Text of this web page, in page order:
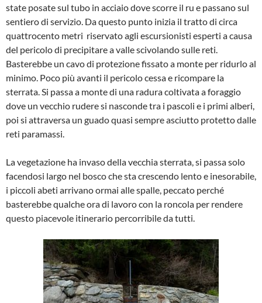
state posate sul tubo in acciaio dove scorre il ru e passano sul
sentiero di servizio. Da questo punto inizia il tratto di circa
quattrocento metri riservato agli escursionisti esperti a causa
del pericolo di precipitare a valle scivolando sulle reti.
Basterebbe un cavo di protezione fissato a monte per ridurlo al
minimo. Poco più avanti il pericolo cessa e ricompare la
sterrata. Si passa a monte di una radura coltivata a foraggio
dove un vecchio rudere si nasconde tra i pascoli e i primi alberi,
poi si attraversa un guado quasi sempre asciutto protetto dalle
reti paramassi.
La vegetazione ha invaso della vecchia sterrata, si passa solo
facendosi largo nel bosco che sta crescendo lento e inesorabile,
i piccoli abeti arrivano ormai alle spalle, peccato perché
basterebbe qualche ora di lavoro con la roncola per rendere
questo piacevole itinerario percorribile da tutti.